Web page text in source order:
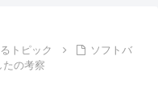
トピック
ソフトバ
たの考察